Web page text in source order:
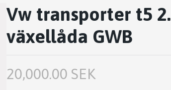
Vw transporter t5
växellåda GWB
20,000.00 SEK